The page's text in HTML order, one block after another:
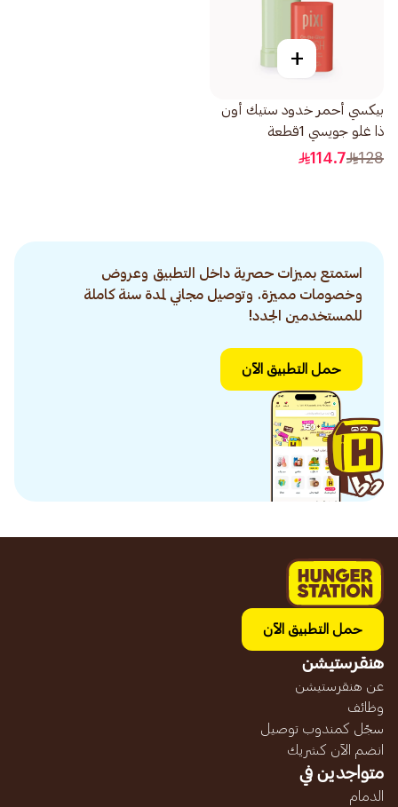
+
بيكسي أحمر خدود ستيك أون
ذا غلو جويسي 1قطعة
128
114.7
استمتع بميزات حصرية داخل التطبيق وعروض
وخصومات مميزة. وتوصيل مجاني لمدة سنة كاملة
للمستخدمين الجدد!
حمل التطبيق الآن
حمل التطبيق الآن
هنقرستيشن
عن هنقرستيشن
وظائف
سجّل كمندوب توصيل
انضم الآن كشريك
متواجدين في
الدمام